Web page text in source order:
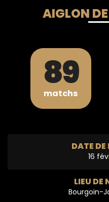
AIGLON
89
matchs
DATE
16
LIEU DE
Bourgoin-